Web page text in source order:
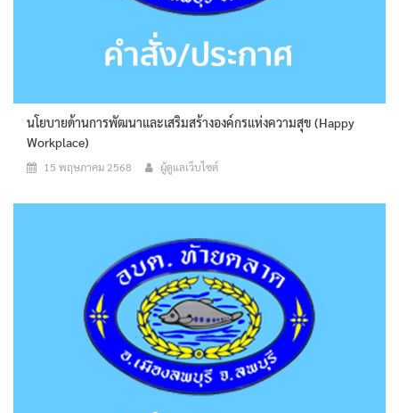
นโยบายด้านการพัฒนาและเสริมสร้างองค์กรแห่งความสุข (Happy
Workplace)
15 พฤษภาคม 2568 ผู้ดูแลเว็บไซต์